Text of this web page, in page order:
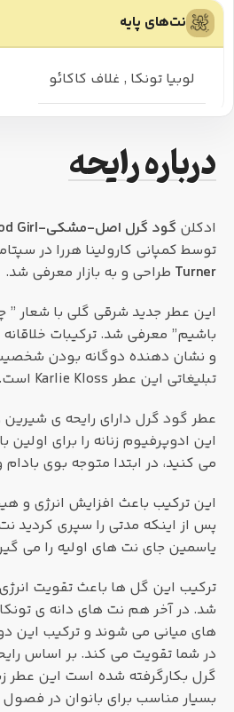
نت‌های پایه
لوبیا تونکا , غلاف کاکائو
درباره رایحه
ادکلن گود گرل اصل-مشکی-Carolina Herrera Good Girl
توسط کمپانی کارولینا هررا در سپتامبر 2016
Turner طراحی و به بازار معرفی شد.
این عطر جدید شرقی گلی با شعار
باشیم” معرفی شد. ترکیبات
و نشان دهنده دوگانه بودن
تبلیغاتی این عطر Karlie Kloss است.
عطر گود گرل دارای رایحه ی
این ادوپرفیوم زنانه را برای
می کنید، در ابتدا متوجه بوی
این ترکیب باعث افزایش انرژی و
پس از اینکه مدتی را سپری کردید
یاسمین جای نت های اولیه را می
ترکیب این گل ها باعث تقویت
شد. در آخر هم نت های دانه ی
های میانی می شوند و ترکیب این
در شما تقویت می کند. بر اساس
گرل بکارگرفته شده است این عطر
بسیار مناسب برای بانوان در